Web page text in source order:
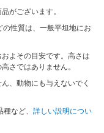
がございます。
性質は、一般平坦地にお
よその目安です。高さは
さではありません。
、動物にも与えないでく
種など、詳しい説明につい